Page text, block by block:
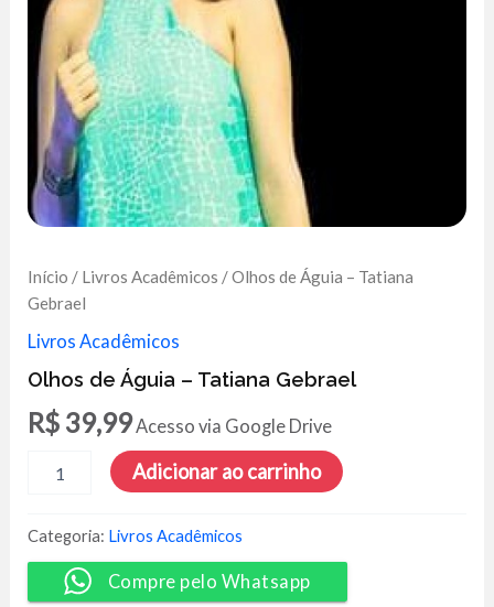
Início / Livros Acadêmicos / Olhos de Águia – Tatiana
Gebrael
Livros Acadêmicos
Olhos de Águia – Tatiana Gebrael
R$ 39,99Acesso via Google Drive
-
Tatiana
Gebrael
quantidade
Adicionar ao carrinho
Categoria: Livros Acadêmicos
Compre pelo Whatsapp